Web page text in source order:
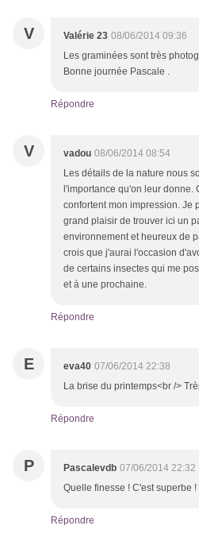
V Valérie 23 08/06/2014 09:36
Les graminées sont très
Bonne journée Pascale .
Répondre
V vadou 08/06/2014 08:54
Les détails de la nature nous
l'importance qu'on leur donne.
confortent mon impression. Je
grand plaisir de trouver ici un
environnement et heureux de
crois que j'aurai l'occasion
de certains insectes qui me
et à une prochaine.
Répondre
E eva40 07/06/2014 22:38
La brise du printemps<br />
Répondre
P Pascalevdb 07/06/2014 22:32
Quelle finesse ! C'est superbe !
Répondre